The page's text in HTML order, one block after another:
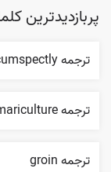
پربازدیدترین
ترجمه circumspectly
ترجمه mariculture
ترجمه groin